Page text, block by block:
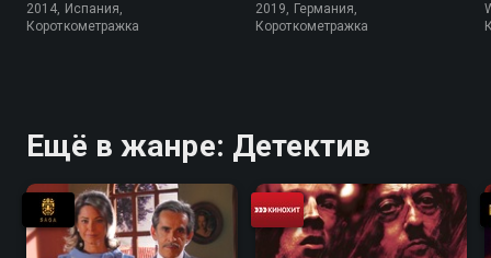
2014, Испания,
Короткометражка
2019, Германия,
Короткометражка
Ещё в жанре: Детектив